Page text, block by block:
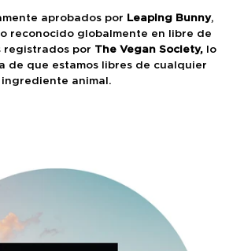
aprobados por Leaping Bunny,
reconocido globalmente en libre de
registrados por The Vegan Society, lo
de que estamos libres de cualquier
ingrediente animal.